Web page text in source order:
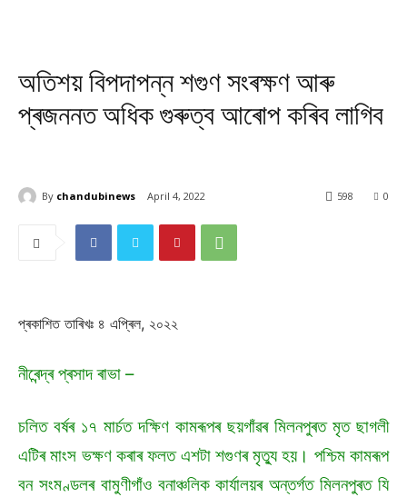
অতিশয় বিপদাপন্ন শগুণ সংৰক্ষণ আৰু
প্ৰজননত অধিক গুৰুত্ব আৰোপ কৰিব লাগিব
By chandubinews April 4, 2022 0
598
প্ৰকাশিত তাৰিখঃ ৪ এপ্ৰিল, ২০২২
নীৰেন্দ্ৰ প্ৰসাদ ৰাভা –
চলিত বৰ্ষৰ ১৭ মাৰ্চত দক্ষিণ কামৰূপৰ ছয়গাঁৱৰ মিলনপুৰত মৃত ছাগলী
এটিৰ মাংস ভক্ষণ কৰাৰ ফলত এশটা শগুণৰ মৃত্যু হয়। পশ্চিম কামৰূপ
বন সংমণ্ডলৰ বামুণীগাঁও বনাঞ্চলিক কাৰ্যালয়ৰ অন্তৰ্গত মিলনপুৰত যি